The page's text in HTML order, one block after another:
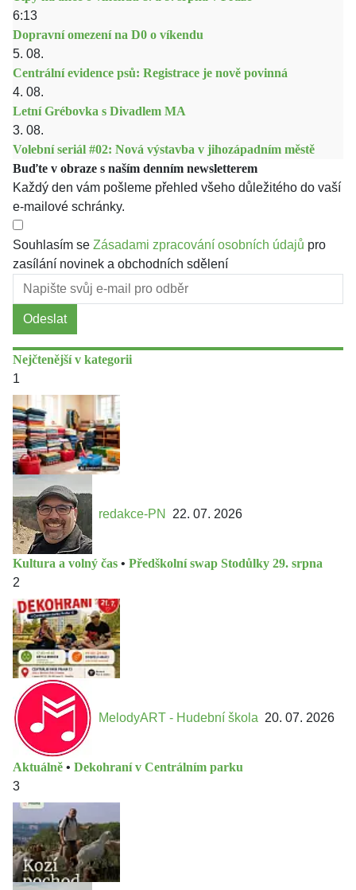
6:13
Dopravní omezení na D0 o víkendu
5. 08.
Centrální evidence psů: Registrace je nově povinná
4. 08.
Letní Grébovka s Divadlem MA
3. 08.
Volební seriál #02: Nová výstavba v jihozápadním městě
Buďte v obraze s naším denním newsletterem
Každý den vám pošleme přehled všeho důležitého do vaší
e-mailové schránky.
Souhlasím se Zásadami zpracování osobních údajů pro
zasílání novinek a obchodních sdělení
Odeslat
Nejčtenější v kategorii
1
redakce-PN 22. 07. 2026
Kultura a volný čas • Předškolní swap Stodůlky 29. srpna
2
MelodyART - Hudební škola 20. 07. 2026
Aktuálně • Dekohraní v Centrálním parku
3